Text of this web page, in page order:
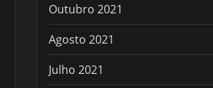
Outubro 2021
Agosto 2021
Julho 2021